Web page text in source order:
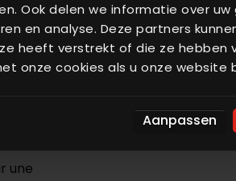
Ook delen we informatie over uw
en analyse. Deze partners
heeft verstrekt of die ze hebben
onze cookies als u onze website
Aanpassen
une